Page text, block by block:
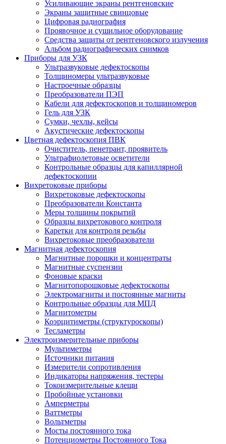
Усиливающие экраны рентгеновские
Экраны защитные свинцовые
Цифровая радиография
Проявочное и сушильное оборудование
Средства защиты от рентгеновского излучения
Альбом радиографических снимков
Приборы для УЗК
Ультразвуковые дефектоскопы
Толщиномеры ультразвуковые
Настроечные образцы
Преобразователи ПЭП
Кабели для дефектоскопов и толщиномеров
Гель для УЗК
Сумки, чехлы, кейсы
Акустические дефектоскопы
Цветная дефектоскопия ПВК
Очиститель, пенетрант, проявитель
Ультрафиолетовые осветители
Контрольные образцы для капиллярной
дефектоскопии
Вихретоковые приборы
Вихретоковые дефектоскопы
Преобразователи Константа
Меры толщины покрытий
Образцы вихретокового контроля
Каретки для контроля резьбы
Вихретоковые преобразователи
Магнитная дефектоскопия
Магнитные порошки и концентраты
Магнитные суспензии
Фоновые краски
Магнитопорошковые дефектоскопы
Электромагниты и постоянные магниты
Контрольные образцы для МПД
Магнитометры
Коэрцитиметры (структуроскопы)
Тесламетры
Электроизмерительные приборы
Мультиметры
Источники питания
Измерители сопротивления
Индикаторы напряжения, тестеры
Токоизмерительные клещи
Пробойные установки
Амперметры
Ваттметры
Вольтметры
Мосты постоянного тока
Потенциометры Постоянного Тока